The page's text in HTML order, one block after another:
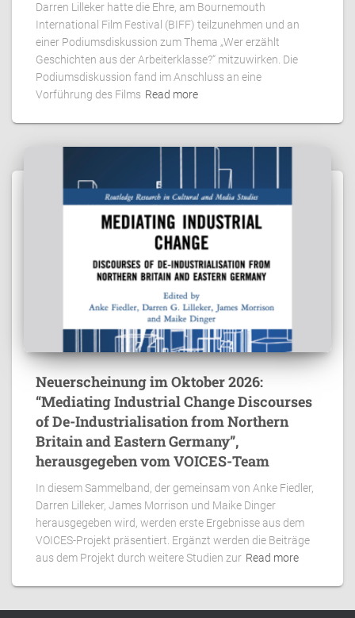
Darren Lilleker hatte die Ehre, am Bournemouth
International Film Festival (BIFF) teilzunehmen und an
einer Podiumsdiskussion zum Thema „Wer erzählt
Geschichten aus der Arbeiterklasse?“ mitzuwirken. Die
Podiumsdiskussion fand im Anschluss an eine
Vorführung des Films Read more
Neuerscheinung im Oktober 2026:
“Mediating Industrial Change Discourses
of De-Industrialisation from Northern
Britain and Eastern Germany”,
herausgegeben vom VOICES-Team
In diesem Sammelband, der gemeinsam von Anke Fiedler,
Darren Lilleker, James Morrison und Maike Dinger
herausgegeben wird, werden erste Ergebnisse aus dem
VOICES-Projekt präsentiert. Ergänzt werden die Beiträge
aus dem Projekt durch weitere Studien zur Read more